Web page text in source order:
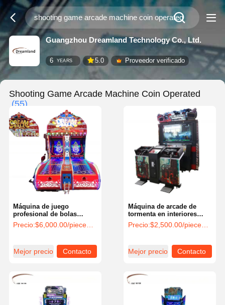
Guangzhou Dreamland Technology Co., Ltd.
6 YEARS 5.0 Proveedor verificado
Shooting Game Arcade Machine Coin Operated
(55)
Máquina de juego
profesional de bolas
rodantes con doble
jugador operado por
Precio:$6,000.00/pieces 1-4 pieces
Mejor precio Contacto
Máquina de arcade de
tormenta en interiores
Moneda operada
Interesante máquina de
Precio:$2,500.00/pieces 1-2 pieces
Mejor precio Contacto